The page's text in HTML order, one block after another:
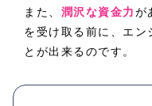
また、 潤沢な資金力が
を受け取る前に、エン
とが出来るのです。